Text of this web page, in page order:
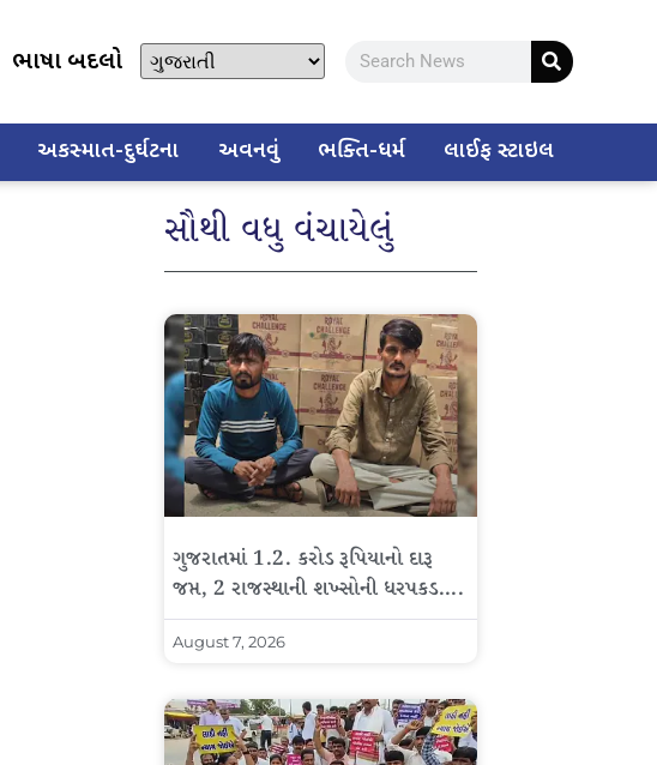
ભાષા બદલો
અકસ્માત-દુર્ઘટના અવનવું ભક્તિ-ધર્મ લાઈફ સ્ટાઇલ
સૌથી વધુ વંચાયેલું
ગુજરાતમાં 1.2. કરોડ રૂપિયાનો દારૂ
જપ્ત, 2 રાજસ્થાની શખ્સોની ધરપકડ….
August 7, 2026